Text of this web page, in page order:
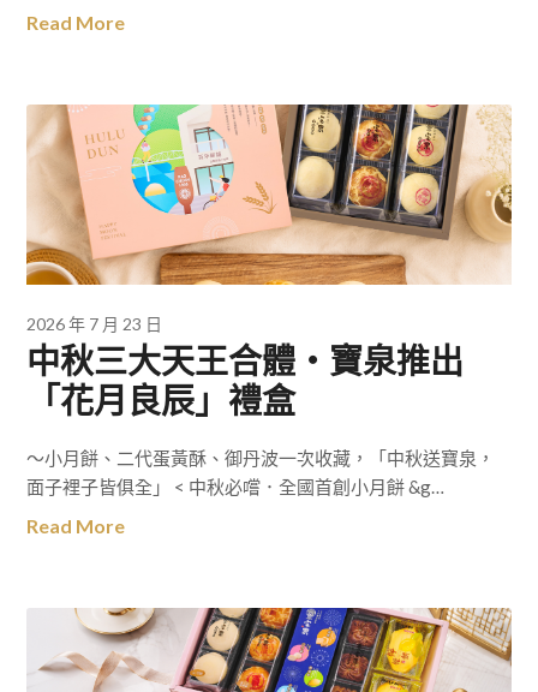
Read More
2026 年 7 月 23 日
中秋三大天王合體‧寶泉推出
「花月良辰」禮盒
～小月餅、二代蛋黃酥、御丹波一次收藏，「中秋送寶泉，
面子裡子皆俱全」 < 中秋必嚐．全國首創小月餅 &g…
Read More